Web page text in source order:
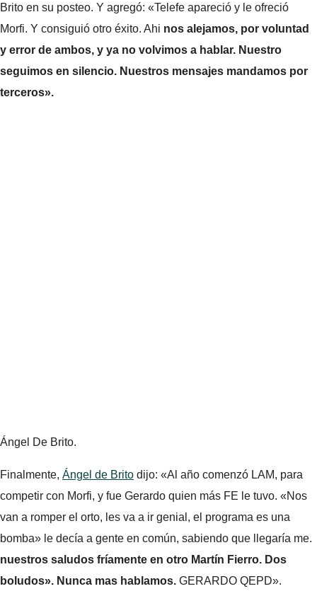
Brito en su posteo. Y agregó: «Telefe apareció y le ofreció
Morfi. Y consiguió otro éxito. Ahi nos alejamos, por voluntad
y error de ambos, y ya no volvimos a hablar. Nuestro
seguimos en silencio. Nuestros mensajes mandamos por
terceros».
Ángel De Brito.
Finalmente, Ángel de Brito dijo: «Al año comenzó LAM, para
competir con Morfi, y fue Gerardo quien más FE le tuvo. «Nos
van a romper el orto, les va a ir genial, el programa es una
bomba» le decía a gente en común, sabiendo que llegaría me.
nuestros saludos fríamente en otro Martín Fierro. Dos
boludos». Nunca mas hablamos. GERARDO QEPD».